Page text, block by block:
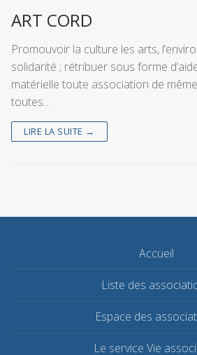
ART CORD
Promouvoir la culture les arts,
solidarité ; rétribuer sous forme
matérielle toute association de
toutes…
LIRE LA SUITE →
Accueil
Liste des
Espace des
Le service Vie